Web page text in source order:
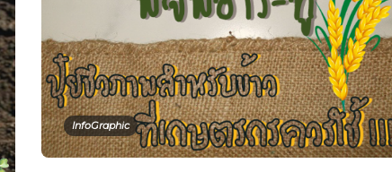
InfoGraphic